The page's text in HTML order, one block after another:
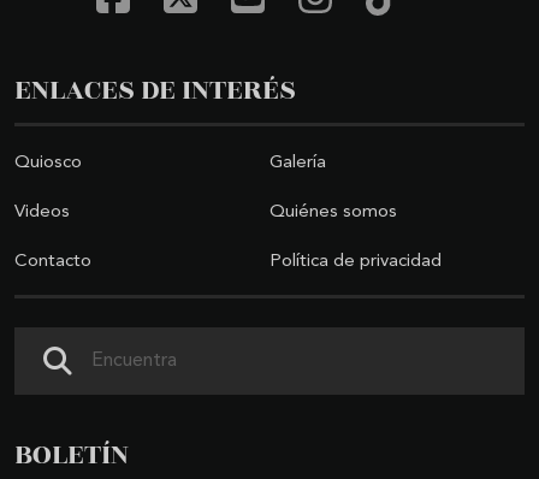
ENLACES DE INTERÉS
Quiosco Galería
Videos Quiénes somos
Contacto Política de privacidad
BOLETÍN